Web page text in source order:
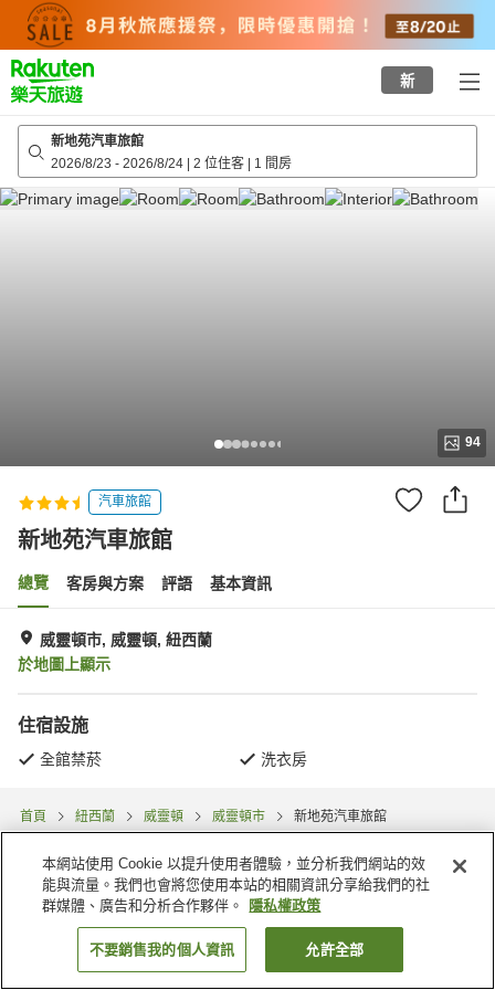
top
page
新
新地苑汽車旅館
2026/8/23 - 2026/8/24 | 2 位住客 | 1 間房
94
汽車旅館
新地苑汽車旅館
總覽 客房與方案 評語 基本資訊
威靈頓市, 威靈頓, 紐西蘭
於地圖上顯示
住宿設施
全館禁菸 洗衣房
首頁 紐西蘭 威靈頓 威靈頓市 新地苑汽車旅館
找客房
本網站使用 Cookie 以提升使用者體驗，並分析我們網站的效
能與流量。我們也會將您使用本站的相關資訊分享給我們的社
群媒體、廣告和分析合作夥伴。
隱私權政策
不要銷售我的個人資訊 允許全部